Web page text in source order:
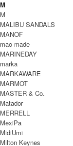
た造語です。
女性も男性も、子供も大
のはわるい」常にそうい
表現しています。
Dulcamaraではお馴染み
後ろ裾に施され、アクセ
定番で人気のYOSOIKI
ったりの、独特な雰囲気
ス、バッグ、ベルトまで
Dulcamara 取り扱い商品
MODEL
WOMEN
M
M
MALIBU SANDALS
MANOF
mao made
MARINEDAY
marka
MARKAWARE
MARMOT
MASTER & Co.
Matador
MERRELL
MexiPa
MidiUmi
Milton Keynes